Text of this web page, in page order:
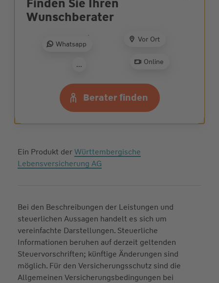
Berater finden
Finden Sie Ihren
Wunsch­berater
Whatsapp
...
Vor Ort
Online
Ehrliche und
partnerschaftliche
Beratung: Jetzt
Wunschberater
finden
Zur Beratersuche
Ein Produkt derWürttembergische
Lebensversicherung AG
Bei den Beschreibungen der Leistungen und
steuerlichen Aussagen handelt es sich um
vereinfachte Darstellungen. Steuerliche
Informationen beruhen auf derzeit geltenden
Steuervorschriften; künftige Änderungen sind
möglich. Für den Versicherungsschutz sind die
Allgemeinen Versicherungsbedingungen bei